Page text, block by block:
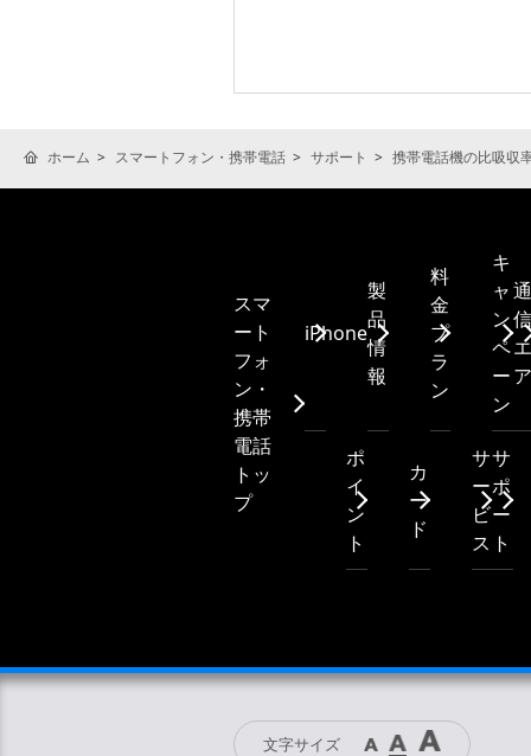
ホーム スマートフォン・携帯電話 サポート 携帯電話機の比吸収
スマ
ート
フォ
ン・
携帯
電話
トッ
プ
iPhone
製
品
情
報
料
金
プ
ラ
ン
キ
ャ
ン
ペ
ー
ン
ポ
イ
ン
ト
カ
ー
ド
サ
ー
ビ
ス
サ
ポ
ー
ト
文字サイズ